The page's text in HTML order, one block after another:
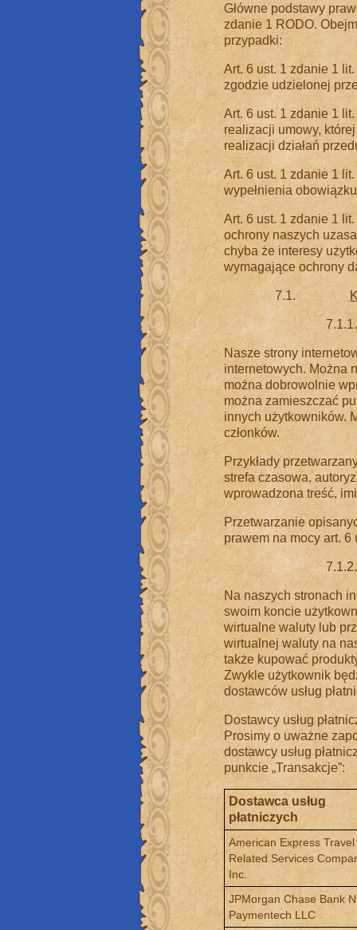
Główne podstawy
zdanie 1 RODO.
przypadki:
Art. 6 ust. 1 zdanie 1
zgodzie udzielonej
Art. 6 ust. 1 zdanie 1
realizacji umowy,
realizacji działań
Art. 6 ust. 1 zdanie 1
wypełnienia
Art. 6 ust. 1 zdanie 1
ochrony naszych
chyba że interesy
wymagające ochrony
7.1.
Nasze strony
internetowych. Można
można dobrowolnie
można zamieszczać
innych użytkowników.
członków.
Przykłady
strefa czasowa,
wprowadzona treść,
Przetwarzanie
prawem na mocy art. 6
Na naszych stronach
swoim koncie
wirtualne waluty lub
wirtualnej waluty na
także kupować
Zwykle użytkownik
dostawców usług
Dostawcy usług
Prosimy o uważne
dostawcy usług
punkcie „Transakcje”:
Dostawca usług
płatniczych
American Express Travel
Related Services
Inc.
JPMorgan Chase Bank
Paymentech LLC